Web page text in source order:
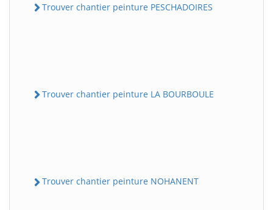
Trouver chantier peinture PESCHADOIRES
Trouver chantier peinture LA BOURBOULE
Trouver chantier peinture NOHANENT